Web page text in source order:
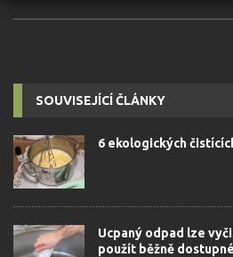
SOUVISEJÍCÍ ČLÁNKY
6 ekologických
Ucpaný odpad lze
použít běžně